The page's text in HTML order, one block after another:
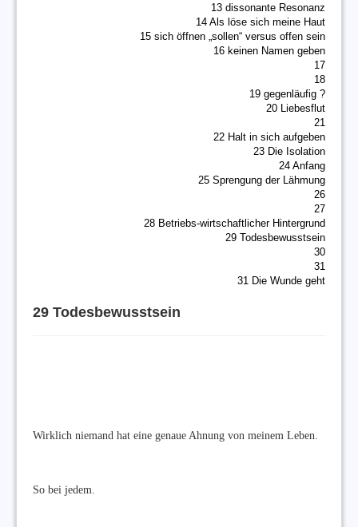
13 dissonante Resonanz
14 Als löse sich meine Haut
15 sich öffnen „sollen“ versus offen sein
16 keinen Namen geben
17
18
19 gegenläufig ?
20 Liebesflut
21
22 Halt in sich aufgeben
23 Die Isolation
24 Anfang
25 Sprengung der Lähmung
26
27
28 Betriebs-wirtschaftlicher Hintergrund
29 Todesbewusstsein
30
31
31 Die Wunde geht
29 Todesbewusstsein
Wirklich niemand hat eine genaue Ahnung von meinem Leben.
So bei jedem.